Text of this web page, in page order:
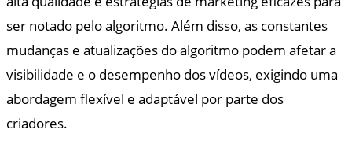
ser notado pelo algoritmo. Além disso, as constantes
mudanças e atualizações do algoritmo podem afetar a
visibilidade e o desempenho dos vídeos, exigindo uma
abordagem flexível e adaptável por parte dos
criadores.